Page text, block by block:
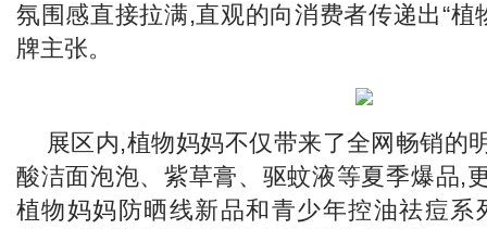
氛围感直接拉满,直观的向消费者传递出“植
牌主张。
展区内,植物妈妈不仅带来了全网畅销
酸洁面泡泡、紫草膏、驱蚊液等夏季爆品,
植物妈妈防晒线新品和青少年控油祛痘系